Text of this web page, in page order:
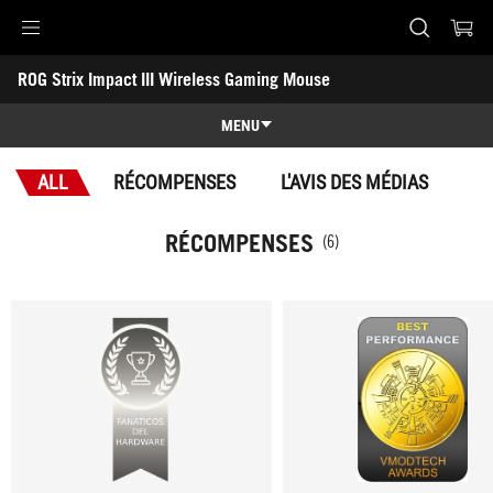
Accessibility links
Skip to content
Accessibility Help
Skip to Menu
ASUS Footer
ROG Strix Impact III Wireless Gaming Mouse
-
MENU
Caractéristiques
ALL RÉCOMPENSES L'AVIS DES MÉDIAS
RÉCOMPENSES (6)